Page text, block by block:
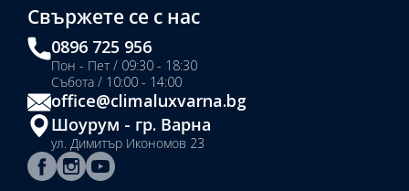
Свържете се с нас
0896 725 956
Пон - Пет / 09:30 - 18:30
Събота / 10:00 - 14:00
office@climaluxvarna.bg
Шоурум - гр. Варна
ул. Димитър Икономов 23